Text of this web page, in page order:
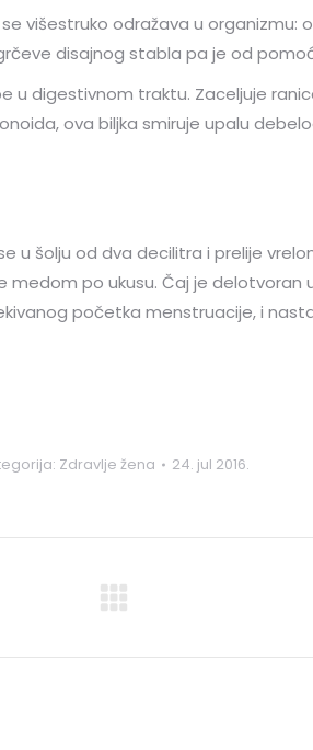
višestruko odražava u
disajnog stabla pa je od
u digestivnom traktu. Zaceljuje
ova biljka smiruje upalu
u šolju od dva decilitra i prelije
medom po ukusu. Čaj je delotvoran
početka menstruacije, i
Zdravlje žena 24. jul 2016.